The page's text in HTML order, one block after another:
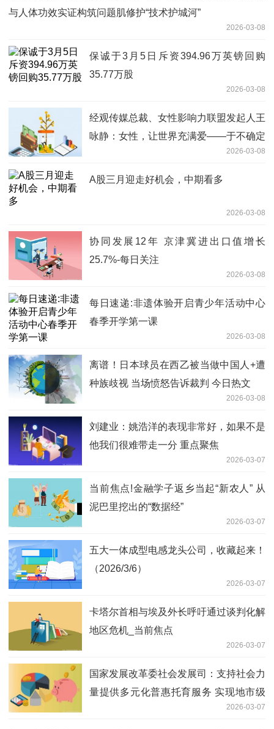
与人体功效实证构筑问题肌修护“技术护城河”
2026-03-08
保诚于3月5日斥资394.96万英镑回购
35.77万股
2026-03-08
经观传媒总裁、女性影响力联盟发起人王
咏静：女性，让世界充满爱——于不确定
2026-03-08
A股三月迎走好机会，中期看多
2026-03-08
协同发展12年 京津冀进出口值增长
25.7%-每日关注
2026-03-08
每日速递:非遗体验开启青少年活动中心
春季开学第一课
2026-03-08
离谱！日本球员在西乙被当做中国人+遭
种族歧视 当场愤怒告诉裁判 今日热文
2026-03-08
刘建业：姚浩洋的表现非常好，如果不是
他我们很难带走一分 重点聚焦
2026-03-07
当前焦点!金融学子返乡当起“新农人” 从
泥巴里挖出的“数据经”
2026-03-07
五大一体成型电感龙头公司，收藏起来！
（2026/3/6）
2026-03-07
卡塔尔首相与埃及外长呼吁通过谈判化解
地区危机_当前焦点
2026-03-07
国家发展改革委社会发展司：支持社会力
量提供多元化普惠托育服务 实现地市级
2026-03-07